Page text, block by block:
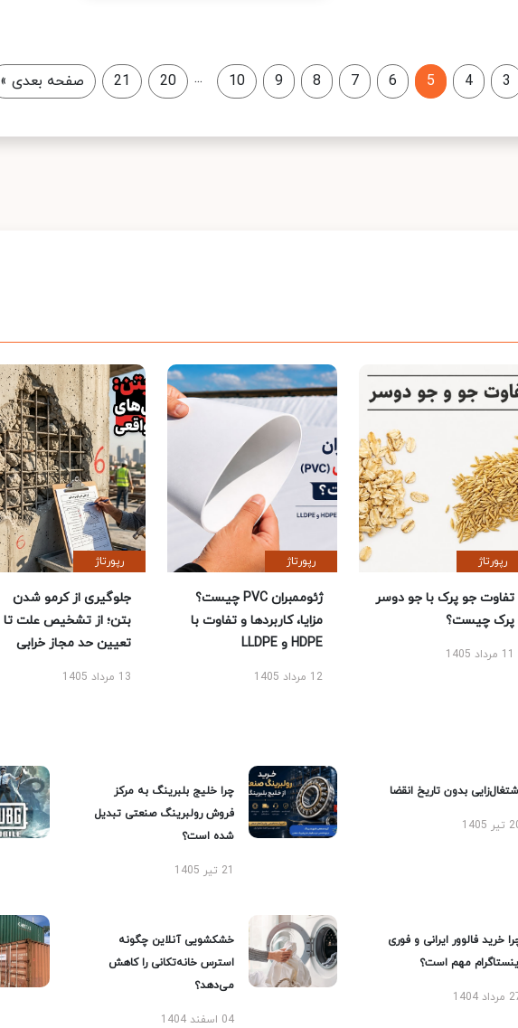
3
4
5
6
7
8
9
10
...
20
21 صفحه بعدی »
رپورتاژ
تفاوت جو پرک با جو دوسر
پرک چیست؟
11 مرداد 1405
رپورتاژ
ژئوممبران PVC چیست؟
مزایا، کاربردها و تفاوت با
HDPE و LLDPE
12 مرداد 1405
رپورتاژ
جلوگیری از کرمو شدن
بتن؛ از تشخیص علت تا
تعیین حد مجاز خرابی
13 مرداد 1405
بدون تاریخ انقضا
1405
چرا خلیج بلبرینگ به مرکز
فروش رولبرینگ صنعتی تبدیل
شده است؟
21 تیر 1405
خرید فالوور ایرانی و فوری
مهم است؟
1404
خشکشویی آنلاین چگونه
استرس خانه‌تکانی را کاهش
می‌دهد؟
04 اسفند 1404